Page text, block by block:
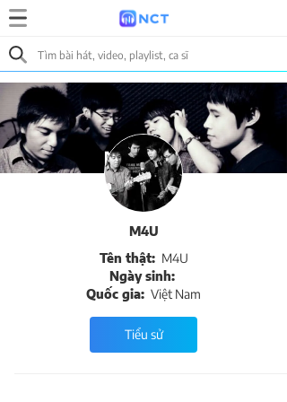
M4U
Tên thật: M4U
Ngày sinh:
Quốc gia: Việt Nam
Tiểu sử